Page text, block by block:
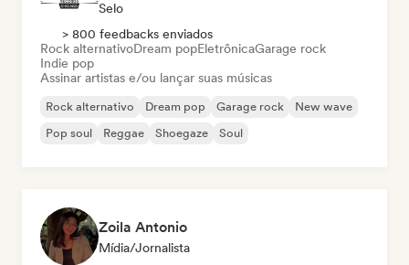
Selo
> 800 feedbacks enviados
Rock alternativoDream popEletrônicaGarage rock
Indie pop
Assinar artistas e/ou lançar suas músicas
Rock alternativo Dream pop Garage rock
New wave
Pop soul
Reggae Shoegaze Soul
Zoila Antonio
Mídia/Jornalista